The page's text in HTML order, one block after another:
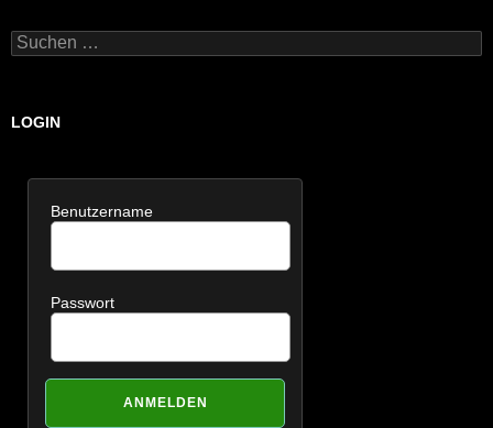
Suchen
nach:
LOGIN
Benutzername
Passwort